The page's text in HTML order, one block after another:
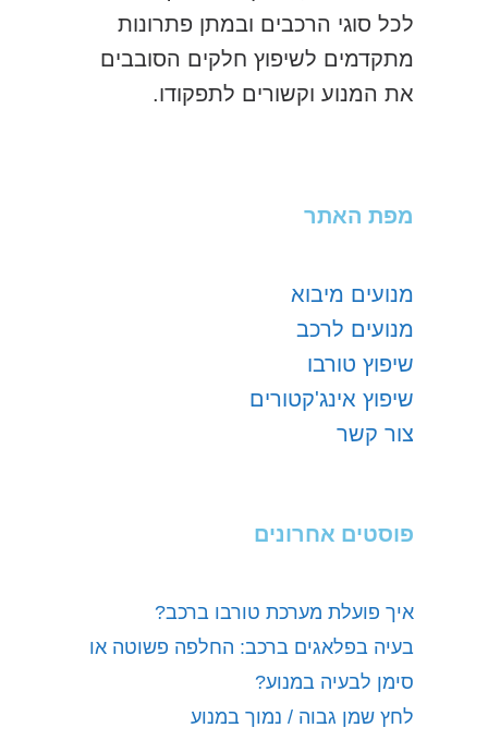
לכל סוגי הרכבים ובמתן פתרונות
מתקדמים לשיפוץ חלקים הסובבים
את המנוע וקשורים לתפקודו.
מפת האתר
מנועים מיבוא
מנועים לרכב
שיפוץ טורבו
שיפוץ אינג'קטורים
צור קשר
פוסטים אחרונים
איך פועלת מערכת טורבו ברכב?
בעיה בפלאגים ברכב: החלפה פשוטה או
סימן לבעיה במנוע?
לחץ שמן גבוה / נמוך במנוע